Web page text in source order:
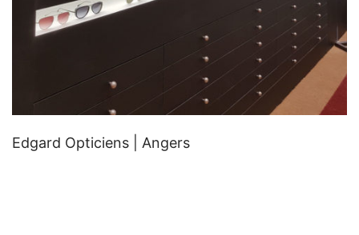
Edgard Opticiens | Angers